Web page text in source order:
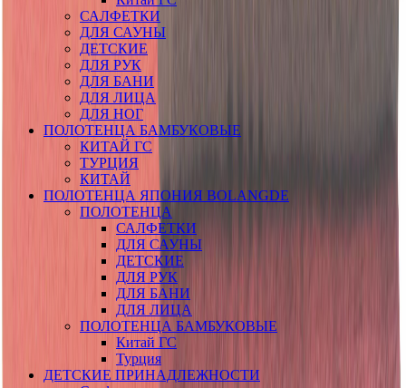
САЛФЕТКИ
ДЛЯ САУНЫ
ДЕТСКИЕ
ДЛЯ РУК
ДЛЯ БАНИ
ДЛЯ ЛИЦА
ДЛЯ НОГ
ПОЛОТЕНЦА БАМБУКОВЫЕ
КИТАЙ ГС
ТУРЦИЯ
КИТАЙ
ПОЛОТЕНЦА ЯПОНИЯ BOLANGDE
ПОЛОТЕНЦА
САЛФЕТКИ
ДЛЯ САУНЫ
ДЕТСКИЕ
ДЛЯ РУК
ДЛЯ БАНИ
ДЛЯ ЛИЦА
ПОЛОТЕНЦА БАМБУКОВЫЕ
Китай ГС
Турция
ДЕТСКИЕ ПРИНАДЛЕЖНОСТИ